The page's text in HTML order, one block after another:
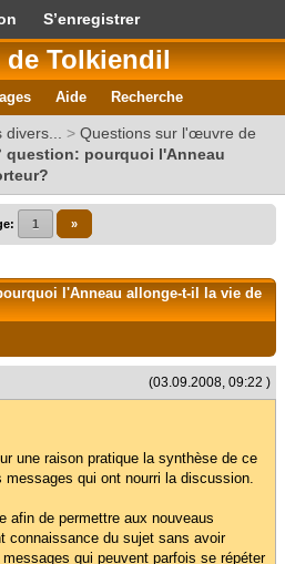
S’enregistrer
de Tolkiendil
Aide Recherche
> Questions sur l'œuvre de
question: pourquoi l'Anneau
1 »
l'Anneau allonge-t-il la vie de
(03.09.2008, 09:22 )
une raison pratique la synthèse de ce
qui ont nourri la discussion.
afin de permettre aux nouveaus
connaissance du sujet sans avoir
qui peuvent parfois se répéter